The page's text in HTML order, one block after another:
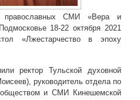
православных СМИ «Вера и
18-22 октября 2021
«Лжестарчество в эпоху
ректор Тульской духовной
руководитель отдела по
и СМИ Кинешемской